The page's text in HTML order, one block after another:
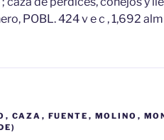
POBL. 424 v e c , 1,692 alm
, CAZA , FUENTE , MOLINO ,